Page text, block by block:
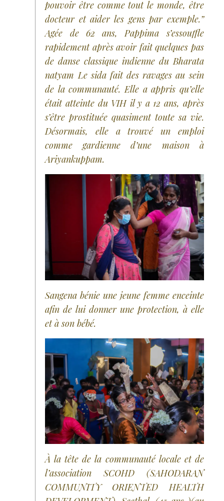
pouvoir être comme tout le monde, être
docteur et aider les gens par exemple.”
Agée de 62 ans, Pappima s’essouffle
rapidement après avoir fait quelques pas
de danse classique indienne du Bharata
natyam Le sida fait des ravages au sein
de la communauté. Elle a appris qu’elle
était atteinte du VIH il y a 12 ans, après
s’être prostituée quasiment toute sa vie.
Désormais, elle a trouvé un emploi
comme gardienne d’une maison à
Ariyankuppam.
Sangena bénie une jeune femme enceinte
afin de lui donner une protection, à elle
et à son bébé.
À la tête de la communauté locale et de
l’association SCOHD (SAHODARAN
COMMUNITY ORIENTED HEALTH